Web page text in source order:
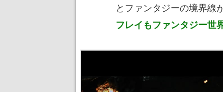
とファンタジーの境界線
フレイもファンタジー世